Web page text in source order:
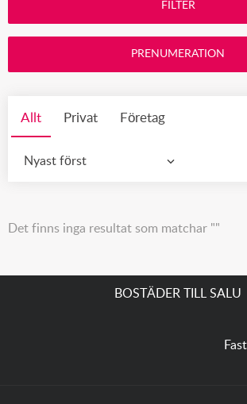
FILTER
PRENUMERATION
Allt Privat Företag
Nyast först
Det finns inga resultat som matchar ""
BOSTÄDER TILL SALU